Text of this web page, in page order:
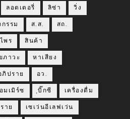
ลอตเตอรี่ ลิซ่า วิ่ง
รรม ส.ส. สถ.
พร สินค้า
ภาวะ หาเสียง
ภิปราย อว.
มเมิร์ซ ฺบิ๊กซี เครื่องดื่ม
าย เซเว่นอีเลฟเว่น